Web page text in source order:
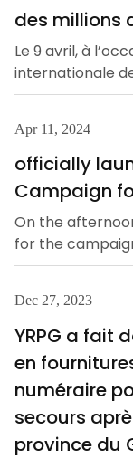
des millions
Le 9 avril, à
internationale
de vulgarisation
santé digestive
l’Association
Pékin et
avec succès.
experts
en se
prévention des
Apr 11, 2024
officially
Campaign
On the
for the
Integration
20th
Epalrestat
with 'Zero
campaign
complications
detection and
serving as
Dec 27, 2023
YRPG a fait
en
numéraire
secours
province du